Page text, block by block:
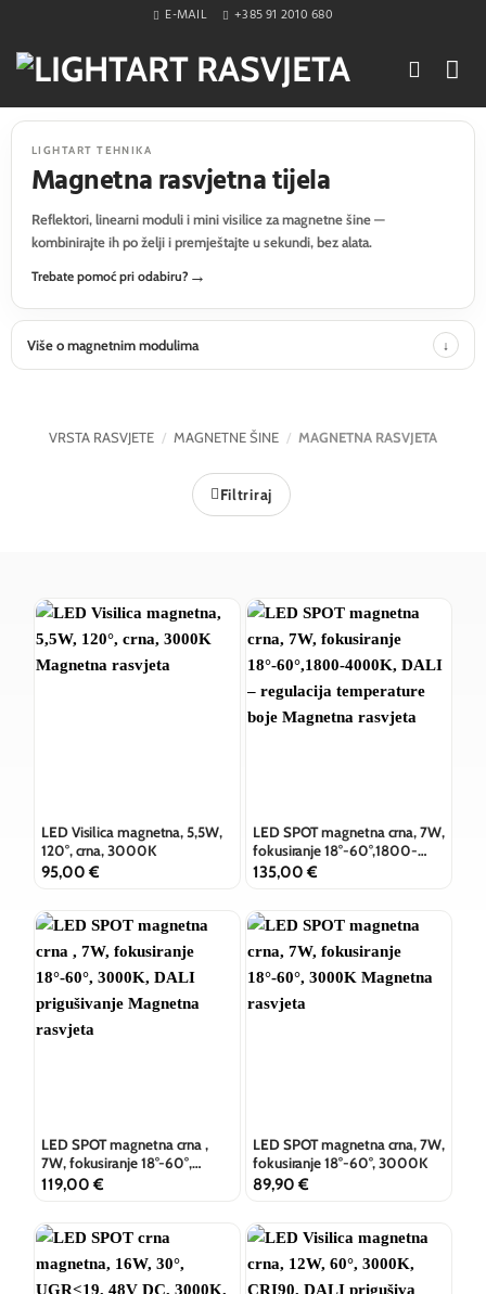
content
E-MAIL +385 91 2010 680
LIGHTART TEHNIKA
Magnetna rasvjetna tijela
Reflektori, linearni moduli i mini visilice za magnetne šine —
kombinirajte ih po želji i premještajte u sekundi, bez alata.
Trebate pomoć pri odabiru?
Više o magnetnim modulima
VRSTA RASVJETE / MAGNETNE ŠINE / MAGNETNA RASVJETA
Filtriraj
LED Visilica magnetna, 5,5W,
120°, crna, 3000K
95,00 €
LED SPOT magnetna crna, 7W,
fokusiranje 18°-60°,1800-
4000K, DALI – regulacija
135,00 €
LED SPOT magnetna crna ,
7W, fokusiranje 18°-60°,
3000K, DALI prigušivanje
119,00 €
LED SPOT magnetna crna, 7W,
fokusiranje 18°-60°, 3000K
89,90 €